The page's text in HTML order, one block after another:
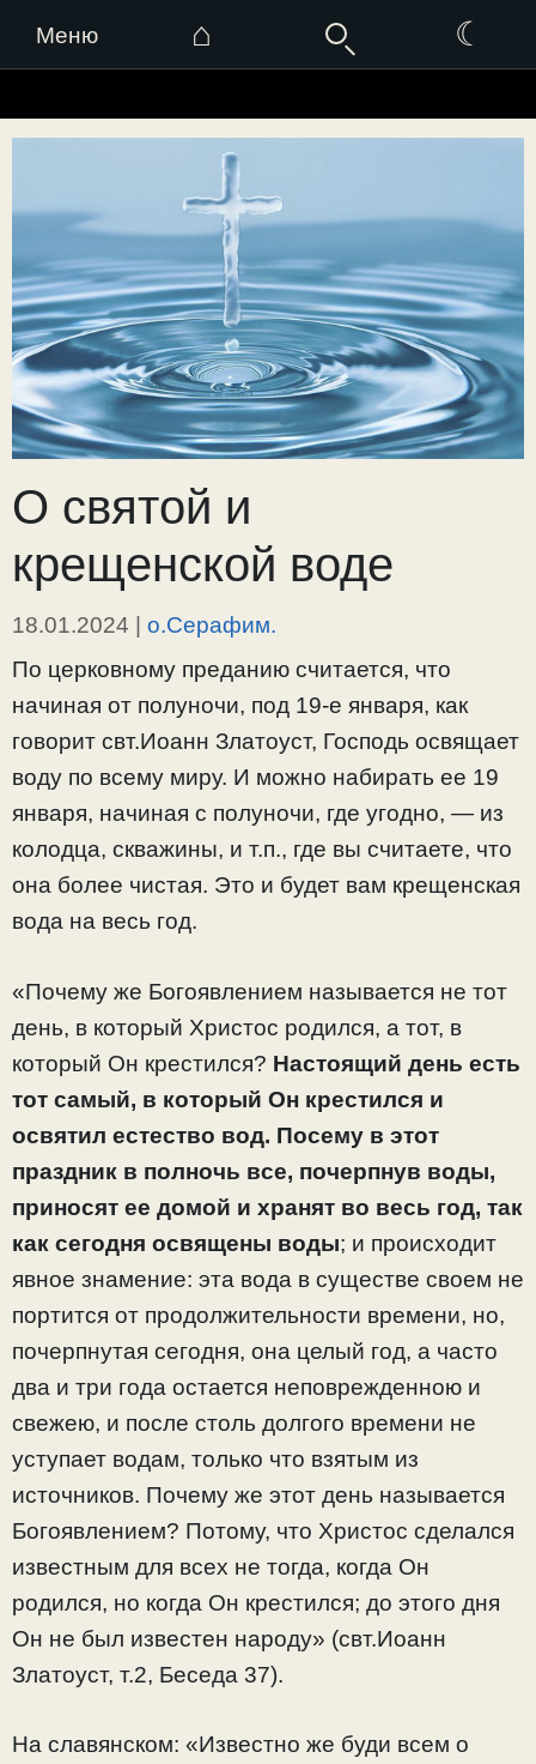
Меню ⌂ ☾
к
О святой и
крещенской воде
18.01.2024 | о.Серафим.
По церковному преданию считается, что
начиная от полуночи, под 19-е января, как
говорит свт.Иоанн Златоуст, Господь освящает
воду по всему миру. И можно набирать ее 19
января, начиная с полуночи, где угодно, — из
колодца, скважины, и т.п., где вы считаете, что
она более чистая. Это и будет вам крещенская
вода на весь год.
«Почему же Богоявлением называется не тот
день, в который Христос родился, а тот, в
который Он крестился? Настоящий день есть
тот самый, в который Он крестился и
освятил естество вод. Посему в этот
праздник в полночь все, почерпнув воды,
приносят ее домой и хранят во весь год, так
как сегодня освящены воды; и происходит
явное знамение: эта вода в существе своем не
портится от продолжительности времени, но,
почерпнутая сегодня, она целый год, а часто
два и три года остается неповрежденною и
свежею, и после столь долгого времени не
уступает водам, только что взятым из
источников. Почему же этот день называется
Богоявлением? Потому, что Христос сделался
известным для всех не тогда, когда Он
родился, но когда Он крестился; до этого дня
Он не был известен народу» (свт.Иоанн
Златоуст, т.2, Беседа 37).
На славянском: «Известно же буди всем о